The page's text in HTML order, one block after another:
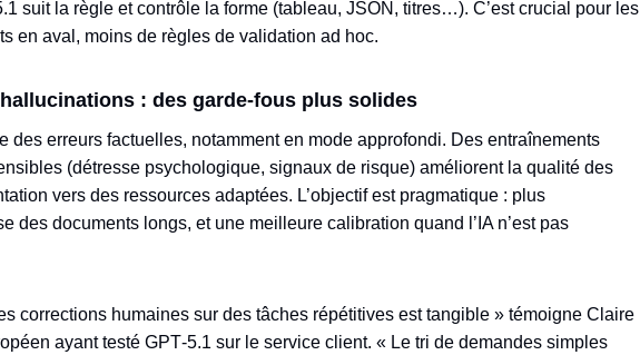
suit la règle et contrôle la forme (tableau, JSON, titres…). C’est crucial pour les
en aval, moins de règles de validation ad hoc.
: des garde‑fous plus solides
des erreurs factuelles, notamment en mode approfondi. Des entraînements
(détresse psychologique, signaux de risque) améliorent la qualité des
vers des ressources adaptées. L’objectif est pragmatique : plus
des documents longs, et une meilleure calibration quand l’IA n’est pas
corrections humaines sur des tâches répétitives est tangible » témoigne Claire
ayant testé GPT‑5.1 sur le service client. « Le tri de demandes simples